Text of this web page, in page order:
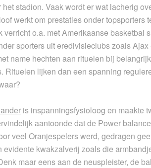
het stadion. Vaak wordt er wat lacherig
werkt om prestaties onder topsporters
verricht o.a. met Amerikaanse basketbal
sporters uit eredivisieclubs zoals
name hechten aan rituelen bij
Rituelen lijken dan een spanning
is inspanningsfysioloog en maakte
aantoonde dat de Power
veel Oranjespelers werd, gedragen
evidente kwakzalverij zoals die
maar eens aan de neuspleister, de